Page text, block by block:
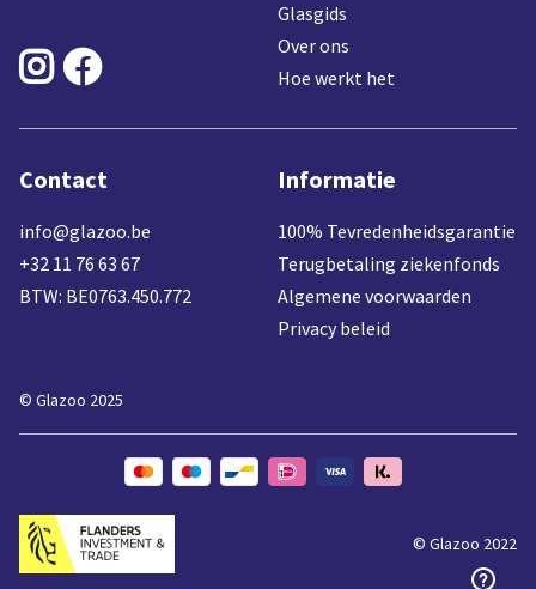
 
Glasgids
Over ons
Hoe werkt het
Contact
info@glazoo.be
+32 11 76 63 67
BTW: BE0763.450.772
Informatie
100% Tevredenheidsgarantie
Terugbetaling ziekenfonds
Algemene voorwaarden
Privacy beleid
© Glazoo 2025
© Glazoo 2022